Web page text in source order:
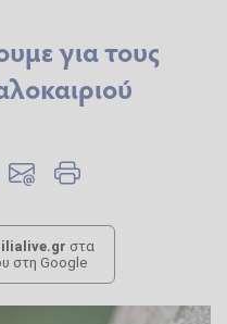
για τους
ilialive.gr στα
στη Google